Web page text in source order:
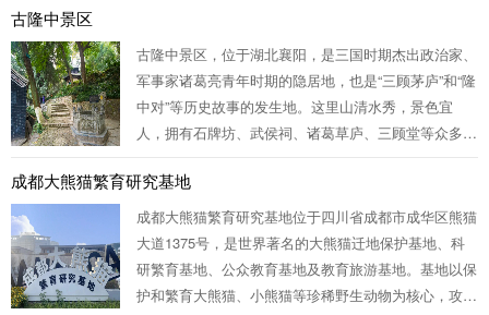
限挑战，也有亲子家庭的温馨互...
古隆中景区
古隆中景区，位于湖北襄阳，是三国时期杰出政治家、
军事家诸葛亮青年时期的隐居地，也是“三顾茅庐”和“隆
中对”等历史故事的发生地。这里山清水秀，景色宜
人，拥有石牌坊、武侯祠、诸葛草庐、三顾堂等众多历
步其中，不仅能感受到自然的宁静与和谐，更能领略到
诸葛亮的智慧与风采。古隆中，一...
成都大熊猫繁育研究基地
成都大熊猫繁育研究基地位于四川省成都市成华区熊猫
大道1375号，是世界著名的大熊猫迁地保护基地、科
研繁育基地、公众教育基地及教育旅游基地。基地以保
护和繁育大熊猫、小熊猫等珍稀野生动物为核心，攻克